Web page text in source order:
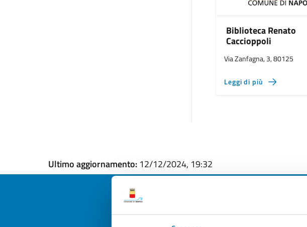
Biblioteca Renato
Caccioppoli
Via Zanfagna, 3, 80125
Leggi di più
Ultimo aggiornamento: 12/12/2024, 19:32